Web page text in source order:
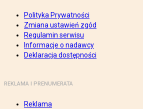
Polityka Prywatności
Zmiana ustawień zgód
Regulamin serwisu
Informacje o nadawcy
Deklaracja dostępności
REKLAMA I PRENUMERATA
Reklama